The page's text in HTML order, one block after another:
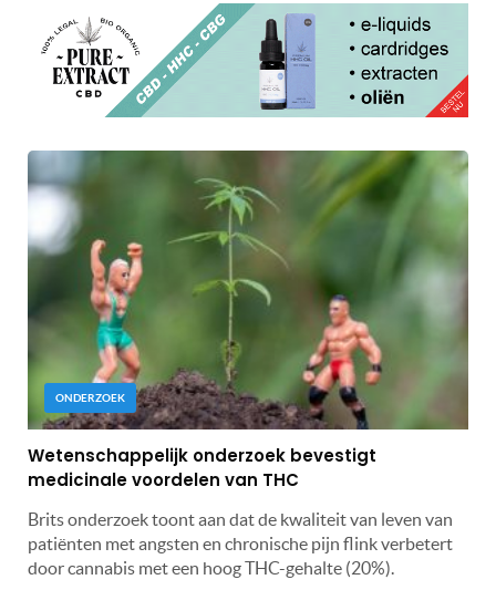
ONDERZOEK
Wetenschappelijk onderzoek bevestigt
medicinale voordelen van THC
Brits onderzoek toont aan dat de kwaliteit van leven van
patiënten met angsten en chronische pijn flink verbetert
door cannabis met een hoog THC-gehalte (20%).